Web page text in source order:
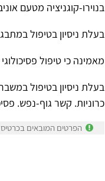
בנוירו-קוגניציה מטעם
בעלת ניסיון בטיפול
מאמינה כי טיפול
בעלת ניסיון בטיפול
כרוניות. קשר גוף-נפש.
הפרטים המובאים